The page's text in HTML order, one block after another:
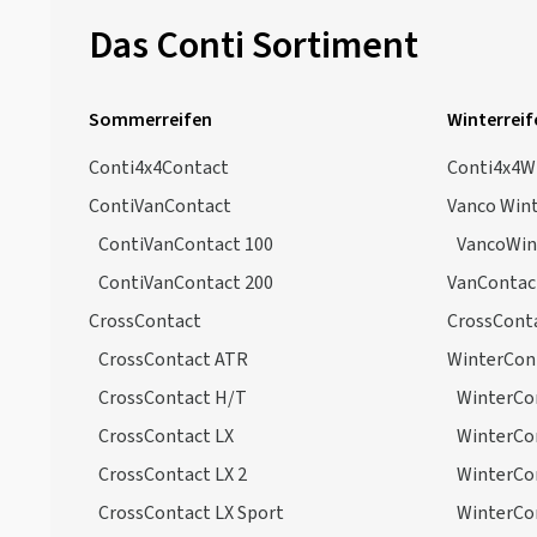
Das Conti Sortiment
Sommerreifen
Conti4x4Contact
ContiVanContact
ContiVanContact 100
ContiVanContact 200
CrossContact
CrossContact ATR
CrossContact H/T
CrossContact LX
CrossContact LX 2
CrossContact LX Sport
Vanco